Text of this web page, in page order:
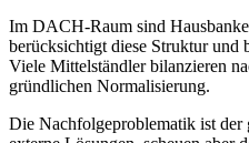
Im DACH-Raum sind
berücksichtigt diese Struktur und
Viele Mittelständler bilanzieren
gründlichen Normalisierung.
Die Nachfolgeproblematik ist